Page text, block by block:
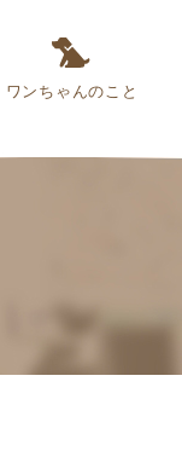
ワンちゃんのこと